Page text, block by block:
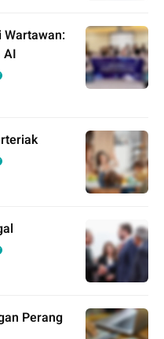
Wartawan:
AI
Perang